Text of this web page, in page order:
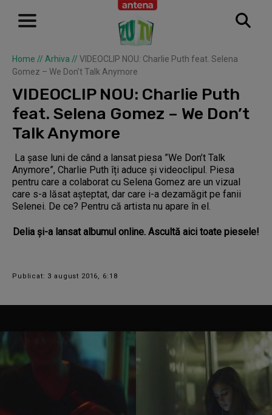
Home // Arhiva // VIDEOCLIP NOU: Charlie Puth feat. Selena
Gomez – We Don’t Talk Anymore
VIDEOCLIP NOU: Charlie Puth
feat. Selena Gomez – We Don’t
Talk Anymore
La șase luni de când a lansat piesa ”We Don’t Talk
Anymore”, Charlie Puth îți aduce și videoclipul. Piesa
pentru care a colaborat cu Selena Gomez are un vizual
care s-a lăsat așteptat, dar care i-a dezamăgit pe fanii
Selenei. De ce? Pentru că artista nu apare în el.
Delia și-a lansat albumul online. Ascultă aici toate piesele!
Publicat: 3 august 2016, 6:18